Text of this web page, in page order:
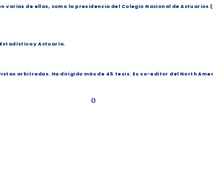
de ellas, como la presidencia del Colegio Nacional de
y Actuaría.
arbitradas. Ha dirigido más de 45 tesis. Es co-editor del North
()